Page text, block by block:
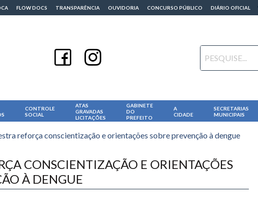
FLOW DOCS TRANSPARÊNCIA OUVIDORIA CONCURSO PÚBLICO DIÁRIO OFICIAL
CONTROLE
SOCIAL
ATAS
GRAVADAS
LICITAÇÕES
GABINETE
DO
PREFEITO
A
CIDADE
SECRETARIAS
MUNICIPAIS
reforça conscientização e orientações sobre prevenção à dengue
CONSCIENTIZAÇÃO E ORIENTAÇÕES
À DENGUE